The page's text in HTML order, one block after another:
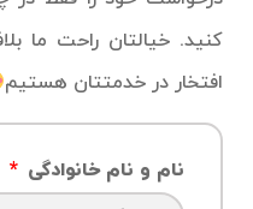
کنید. خیالتان راحت ما
افتخار در خدمتتان هستیم
نام و نام خانوادگی